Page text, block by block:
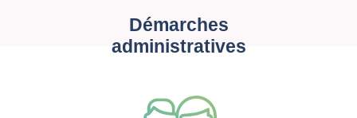
Démarches
administratives